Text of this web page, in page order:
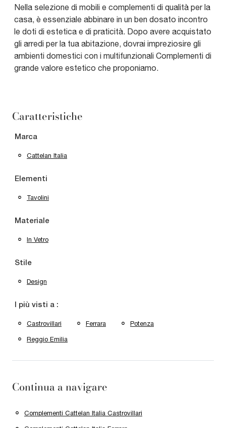
Nella selezione di mobili e complementi di qualità per la
casa, è essenziale abbinare in un ben dosato incontro
le doti di estetica e di praticità. Dopo avere acquistato
gli arredi per la tua abitazione, dovrai impreziosire gli
ambienti domestici con i multifunzionali Complementi di
grande valore estetico che proponiamo.
Caratteristiche
Marca
Cattelan Italia
Elementi
Tavolini
Materiale
In Vetro
Stile
Design
I più visti a :
Castrovillari Ferrara Potenza
Reggio Emilia
Continua a navigare
Complementi Cattelan Italia Castrovillari